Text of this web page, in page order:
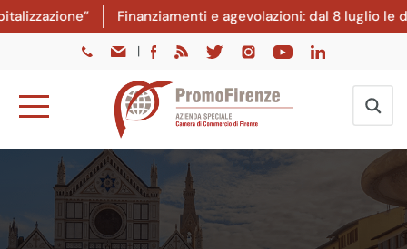
Finanziamenti e agevolazioni: dal 8 luglio le
|